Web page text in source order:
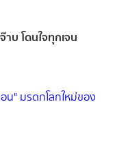
าบ โดนใจทุกเจน